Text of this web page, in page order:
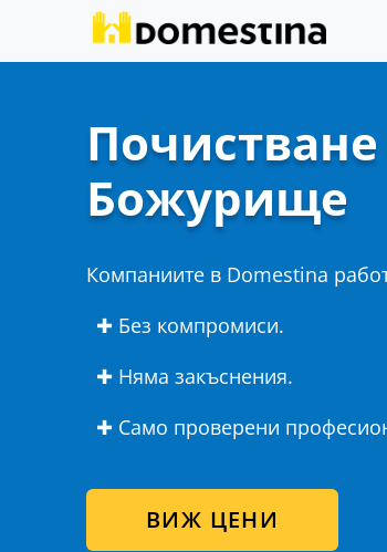
Божурище
Компаниите в Domestina
✚ Без компромиси.
✚ Няма закъснения.
✚ Само проверени
ВИЖ ЦЕНИ